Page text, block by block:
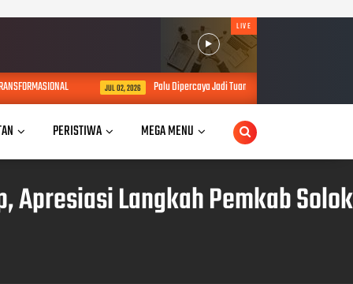
LIVE
JUL 02, 2026 Palu Dipercaya Jadi Tuan Rumah Tanwir Muhammadiyah Nasional, Pemkot
PERISTIWA MEGA MENU
Apresiasi Langkah Pemkab Solok